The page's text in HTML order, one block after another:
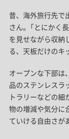
昔、海外旅行先で
さん。「とにかく
を見せながら収納
る、天板だけのキ
オープンな下部は
品のステンレスラ
トラリーなどの
物の増減や気分に
ていける自由さが